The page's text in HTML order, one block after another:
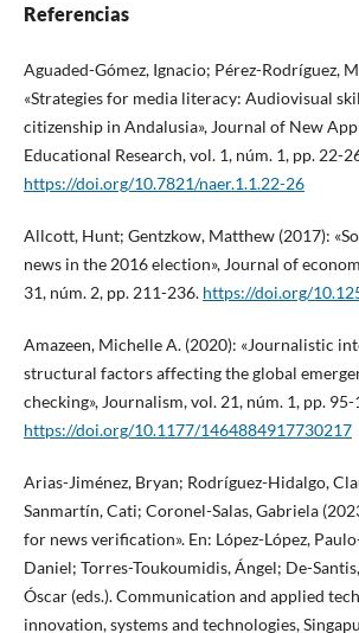
Referencias
Aguaded-Gómez, Ignacio; Pérez-Rodríguez,
«Strategies for media literacy: Audiovisual
citizenship in Andalusia», Journal of New
Educational Research, vol. 1, núm. 1, pp. 22-
https://doi.org/10.7821/naer.1.1.22-26
Allcott, Hunt; Gentzkow, Matthew (2017):
news in the 2016 election», Journal of
31, núm. 2, pp. 211-236. https://doi.org/
Amazeen, Michelle A. (2020): «Journalistic
structural factors affecting the global
checking», Journalism, vol. 21, núm. 1, pp. 95-
https://doi.org/10.1177/1464884917730217
Arias-Jiménez, Bryan; Rodríguez-Hidalgo,
Sanmartín, Cati; Coronel-Salas, Gabriela
for news verification». En: López-López,
Daniel; Torres-Toukoumidis, Ángel; De-
Óscar (eds.). Communication and applied
innovation, systems and technologies,